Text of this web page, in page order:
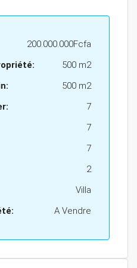
200.000.000Fcfa
500 m2
500 m2
7
7
7
2
Villa
A Vendre